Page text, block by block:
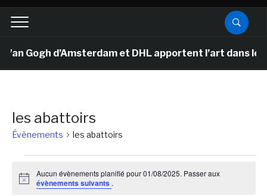
Gogh d’Amsterdam et DHL apportent l’art dans
les abattoirs
Évènements les abattoirs
for
Notice
Aucun évènements planifié pour 01/08/2025. Passer aux
évènements suivants .